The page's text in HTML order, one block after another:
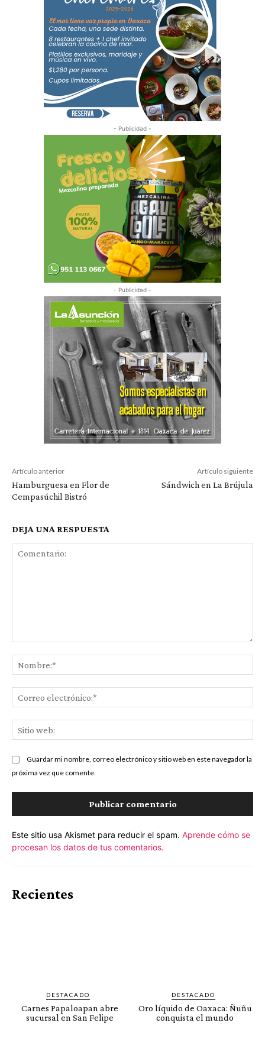
- Publicidad -
- Publicidad -
Artículo anterior
Hamburguesa en Flor de
Cempasúchil Bistró
Artículo siguiente
Sándwich en La Brújula
DEJA UNA RESPUESTA
Guardar mi nombre, correo electrónico y sitio web en este navegador la
próxima vez que comente.
Este sitio usa Akismet para reducir el spam. Aprende cómo se
procesan los datos de tus comentarios.
Recientes
DESTACADO
Carnes Papaloapan abre
sucursal en San Felipe
DESTACADO
Oro líquido de Oaxaca: Ñuñu
conquista el mundo